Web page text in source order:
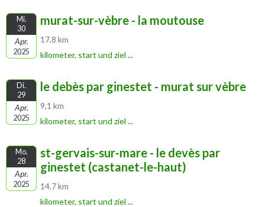
Mi.
30
Apr.
2025
murat-sur-vèbre - la moutouse
17,8 km
kilometer, start und ziel ...
Di.
29
Apr.
2025
le debès par ginestet - murat sur vèbre
9,1 km
kilometer, start und ziel ...
Mo.
28
Apr.
2025
st-gervais-sur-mare - le devès par
ginestet (castanet-le-haut)
14,7 km
kilometer, start und ziel ...